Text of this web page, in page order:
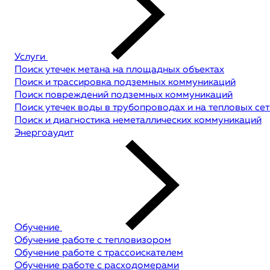
Услуги
Поиск утечек метана на площадных объектах
Поиск и трассировка подземных коммуникаций
Поиск повреждений подземных коммуникаций
Поиск утечек воды в трубопроводах и на тепловых
Поиск и диагностика неметаллических коммуникаций
Энергоаудит
Обучение
Обучение работе с тепловизором
Обучение работе с трассоискателем
Обучение работе с расходомерами